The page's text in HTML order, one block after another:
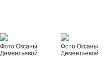
Фото Оксаны
Дементьевой
Фото Оксаны
Дементьевой